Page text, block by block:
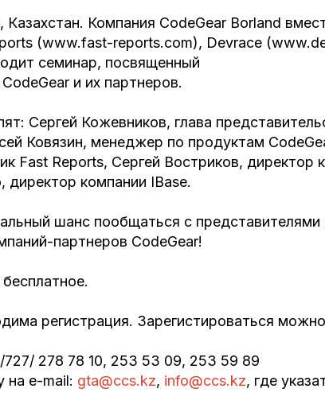
Компания CodeGear Borland
(www.fast-reports.com), Devrace
семинар, посвященный
и их партнеров.
Сергей Кожевников, глава
Ковязин, менеджер по продуктам
Fast Reports, Сергей Востриков, директор
директор компании IBase.
шанс пообщаться с
партнеров CodeGear!
регистрация. Зарегистироваться можно
727/ 278 78 10, 253 53 09, 253 59 89
на e-mail: gta@ccs.kz, info@ccs.kz, где